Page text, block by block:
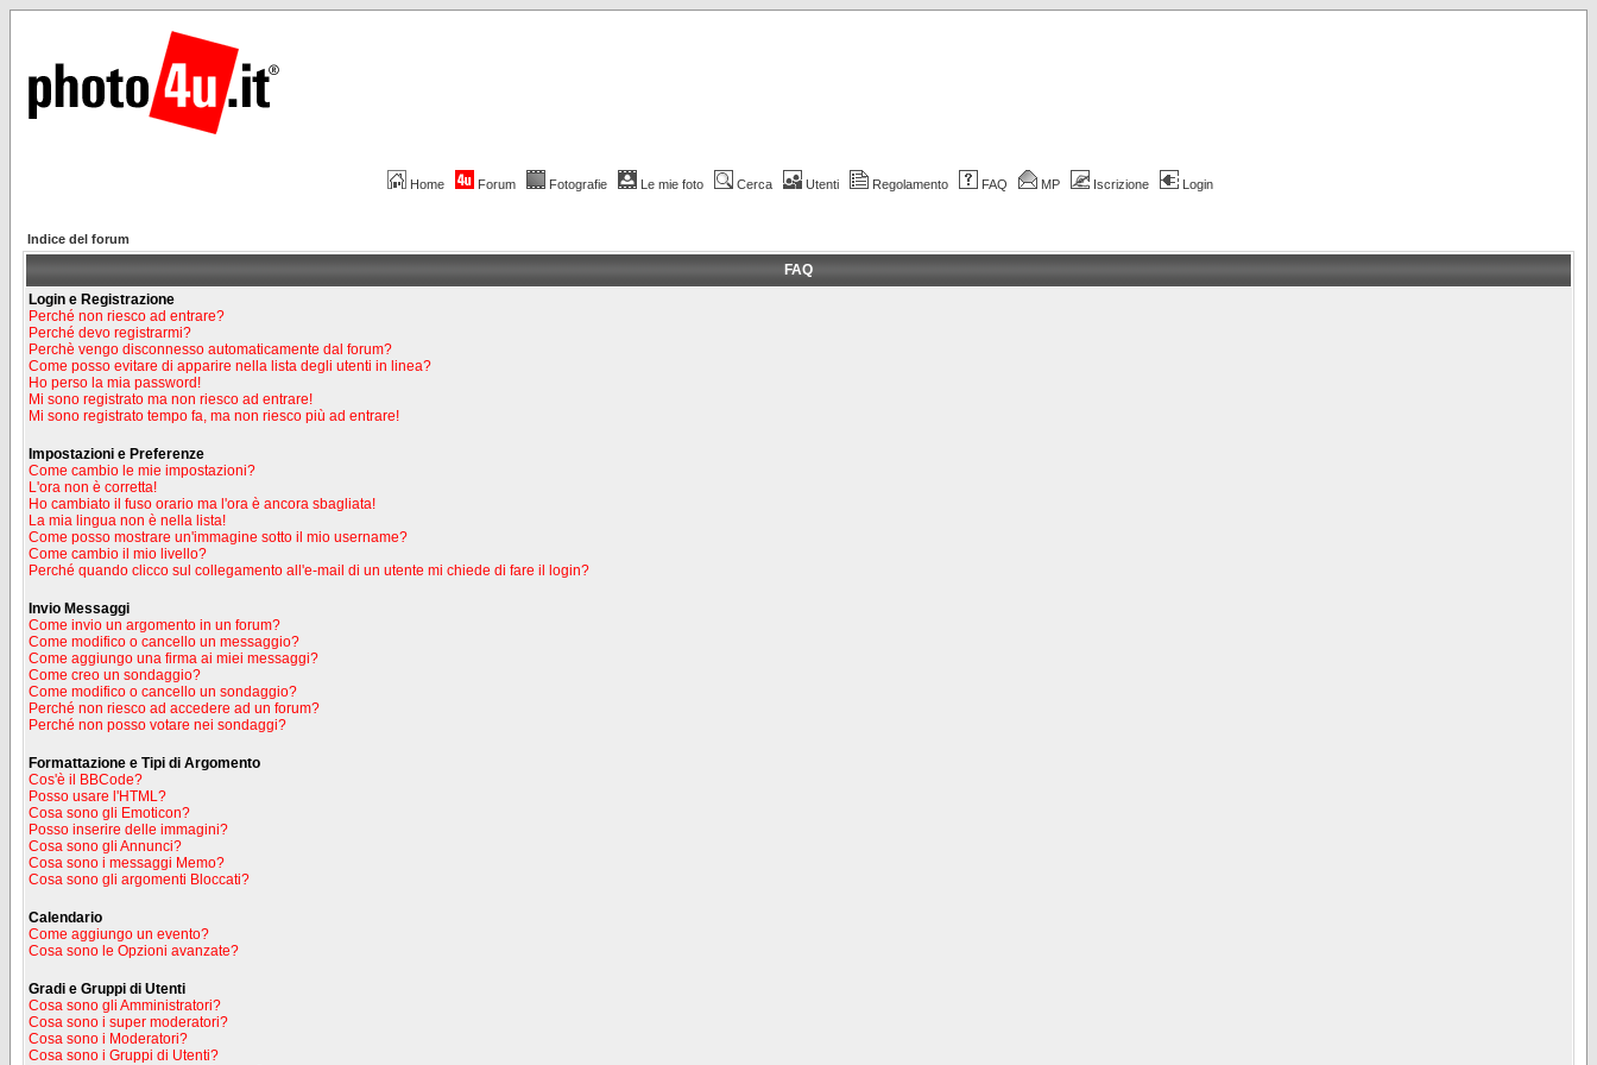
Home Forum Fotografie Le mie foto Cerca Utenti Regolamento FAQ MP Iscrizione Login
Indice del forum
FAQ
Login e Registrazione
Perché non riesco ad entrare?
Perché devo registrarmi?
Perchè vengo disconnesso automaticamente dal forum?
Come posso evitare di apparire nella lista degli utenti in linea?
Ho perso la mia password!
Mi sono registrato ma non riesco ad entrare!
Mi sono registrato tempo fa, ma non riesco più ad entrare!
Impostazioni e Preferenze
Come cambio le mie impostazioni?
L'ora non è corretta!
Ho cambiato il fuso orario ma l'ora è ancora sbagliata!
La mia lingua non è nella lista!
Come posso mostrare un'immagine sotto il mio username?
Come cambio il mio livello?
Perché quando clicco sul collegamento all'e-mail di un utente mi chiede di fare il login?
Invio Messaggi
Come invio un argomento in un forum?
Come modifico o cancello un messaggio?
Come aggiungo una firma ai miei messaggi?
Come creo un sondaggio?
Come modifico o cancello un sondaggio?
Perché non riesco ad accedere ad un forum?
Perché non posso votare nei sondaggi?
Formattazione e Tipi di Argomento
Cos'è il BBCode?
Posso usare l'HTML?
Cosa sono gli Emoticon?
Posso inserire delle immagini?
Cosa sono gli Annunci?
Cosa sono i messaggi Memo?
Cosa sono gli argomenti Bloccati?
Calendario
Come aggiungo un evento?
Cosa sono le Opzioni avanzate?
Gradi e Gruppi di Utenti
Cosa sono gli Amministratori?
Cosa sono i super moderatori?
Cosa sono i Moderatori?
Cosa sono i Gruppi di Utenti?